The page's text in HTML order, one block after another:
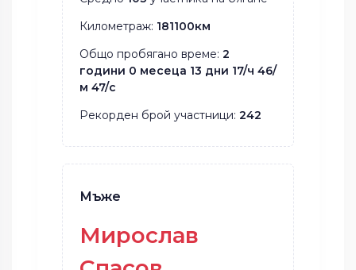
Километраж: 181100км
Общо пробягано време: 2
години 0 месеца 13 дни 17/ч 46/
м 47/с
Рекорден брой участници: 242
Мъже
Мирослав